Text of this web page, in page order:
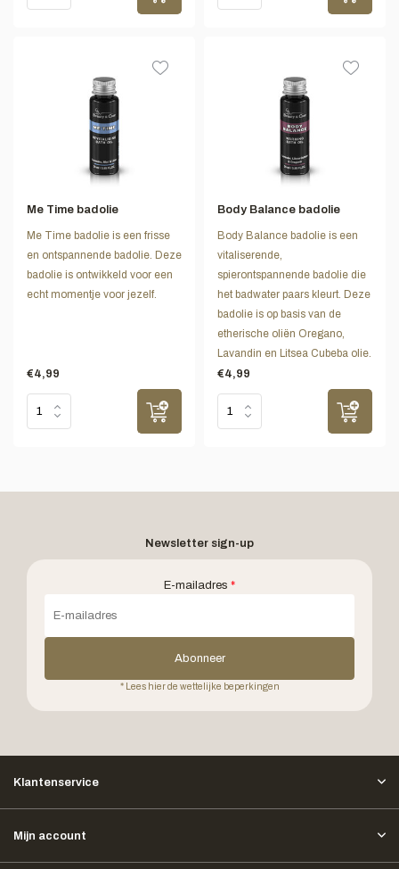
Me Time badolie
Me Time badolie is een frisse
en ontspannende badolie. Deze
badolie is ontwikkeld voor een
echt momentje voor jezelf.
€4,99
Body Balance badolie
Body Balance badolie is een
vitaliserende,
spierontspannende badolie die
het badwater paars kleurt. Deze
badolie is op basis van de
etherische oliën Oregano,
Lavandin en Litsea Cubeba olie.
€4,99
Newsletter sign-up
E-mailadres *
Abonneer
* Lees hier de wettelijke beperkingen
Klantenservice
Mijn account